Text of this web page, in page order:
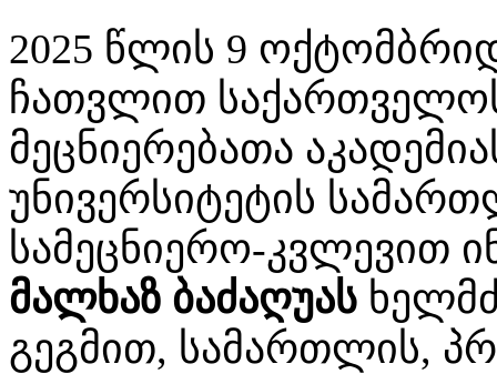
2025 წლის 9
ჩათვლით
მეცნიერებათა
უნივერსიტეტის
სამეცნიერო-კვლევით
მალხაზ ბაძაღუას
გეგმით, სამართლის,